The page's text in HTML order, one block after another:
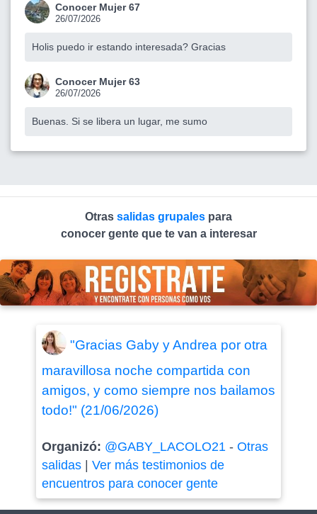
Conocer Mujer 67
26/07/2026
Holis puedo ir estando interesada? Gracias
Conocer Mujer 63
26/07/2026
Buenas. Si se libera un lugar, me sumo
Otras salidas grupales para
conocer gente que te van a interesar
"Gracias Gaby y Andrea por otra
maravillosa noche compartida con
amigos, y como siempre nos bailamos
todo!" (21/06/2026)
Organizó: @GABY_LACOLO21- Otras
salidas| Ver más testimonios de
encuentros para conocer gente